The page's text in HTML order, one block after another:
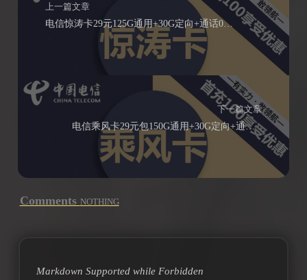
上一篇文章
电信惊涛卡29元125G通用+30G定向+通话0.1元/分钟
下一篇文章
电信乘风卡29元包150G通用+30G定向+通话0.1元/分钟（有效期20年）
Comments NOTHING
Markdown Supported while Forbidden